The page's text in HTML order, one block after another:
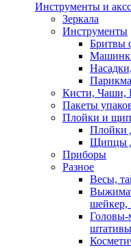
Инструменты и
Зеркала
Инструменты
Бритвы
Кисти, Чаши,
Пакеты
Плойки и
Плойки
Щипцы
Приборы
Разное
Весы,
шейкер,
Головы-
штативы